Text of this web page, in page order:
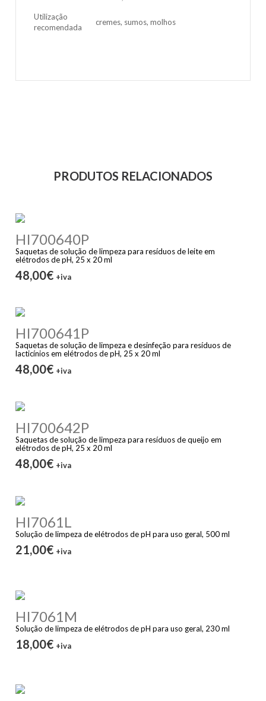
Utilização
recomendada
cremes, sumos, molhos
PRODUTOS RELACIONADOS
HI700640P
Saquetas de solução de limpeza para resíduos de leite em
elétrodos de pH, 25 x 20 ml
48,00€ +iva
HI700641P
Saquetas de solução de limpeza e desinfeção para resíduos de
lacticínios em elétrodos de pH, 25 x 20 ml
48,00€ +iva
HI700642P
Saquetas de solução de limpeza para resíduos de queijo em
elétrodos de pH, 25 x 20 ml
48,00€ +iva
HI7061L
Solução de limpeza de elétrodos de pH para uso geral, 500 ml
21,00€ +iva
HI7061M
Solução de limpeza de elétrodos de pH para uso geral, 230 ml
18,00€ +iva